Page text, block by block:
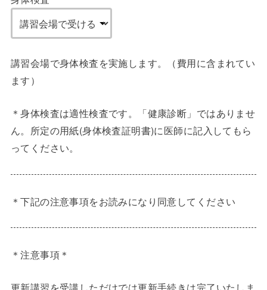
講習会場で身体検査を実施します。（費用に含まれてい
ます）
＊身体検査は適性検査です。「健康診断」ではありませ
ん。所定の用紙(身体検査証明書)に医師に記入してもら
ってください。
＊下記の注意事項をお読みになり同意してください
＊注意事項＊